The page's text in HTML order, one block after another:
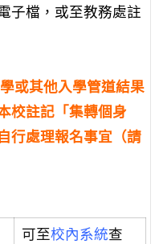
子檔，或至教務處註
或其他入學管道結果
校註記「集轉個身
行處理報名事宜（請
可至校內系統查